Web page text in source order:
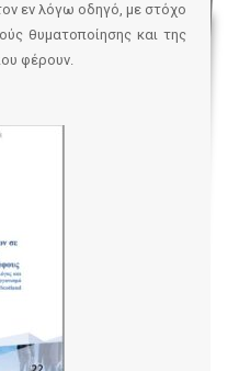
εν λόγω οδηγό, με στόχο
θυματοποίησης και της
φέρουν.